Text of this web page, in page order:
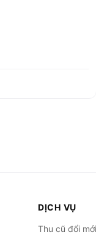
DỊCH VỤ
Thu cũ đổi mới